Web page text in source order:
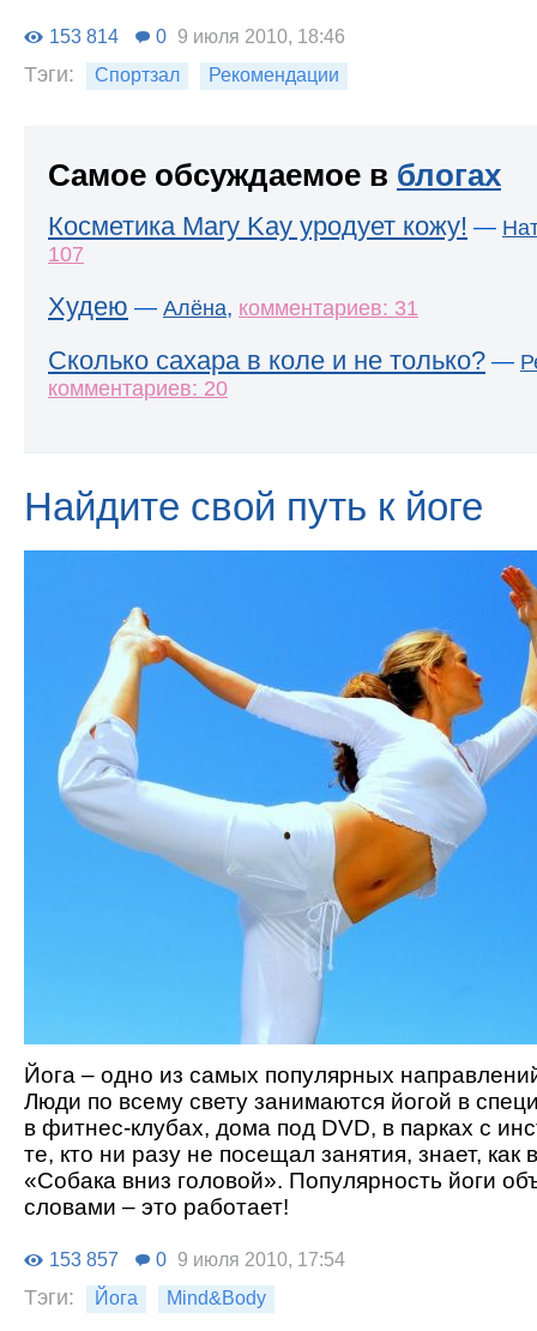
153 814 0 9 июля 2010, 18:46
Тэги: Спортзал Рекомендации
Самое обсуждаемое в блогах
Косметика Mary Kay уродует кожу! —
107
Худею — Алёна, комментариев: 31
Сколько сахара в коле и не только? —
комментариев: 20
Найдите свой путь к йоге
Йога – одно из самых популярных
Люди по всему свету занимаются йогой в
в фитнес-клубах, дома под DVD, в парках с
те, кто ни разу не посещал занятия, знает, как
«Собака вниз головой». Популярность йоги
словами – это работает!
153 857 0 9 июля 2010, 17:54
Тэги: Йога Mind&Body